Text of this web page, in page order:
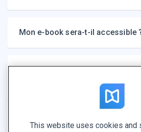
Mon e-book sera-t-il accessible
Combien d’e-books puis-je
This website uses cookies and